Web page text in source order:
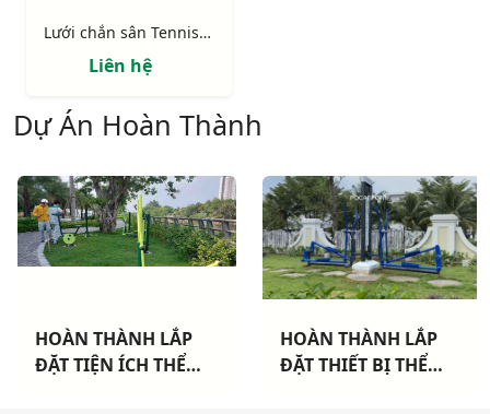
Lưới chắn sân Tennis ô 48mm sợi 2mm
Liên hệ
Dự Án Hoàn Thành
HOÀN THÀNH LẮP
ĐẶT TIỆN ÍCH THỂ
HOÀN THÀNH LẮP
ĐẶT THIẾT BỊ THỂ